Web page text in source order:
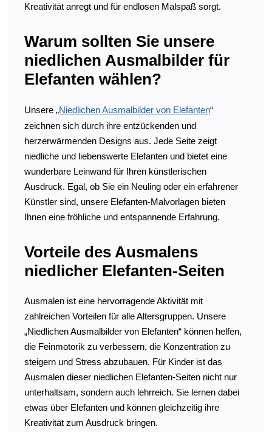
Kreativität anregt und für endlosen Malspaß sorgt.
Warum sollten Sie unsere
niedlichen Ausmalbilder für
Elefanten wählen?
Unsere „Niedlichen Ausmalbilder von Elefanten“
zeichnen sich durch ihre entzückenden und
herzerwärmenden Designs aus. Jede Seite zeigt
niedliche und liebenswerte Elefanten und bietet eine
wunderbare Leinwand für Ihren künstlerischen
Ausdruck. Egal, ob Sie ein Neuling oder ein erfahrener
Künstler sind, unsere Elefanten-Malvorlagen bieten
Ihnen eine fröhliche und entspannende Erfahrung.
Vorteile des Ausmalens
niedlicher Elefanten-Seiten
Ausmalen ist eine hervorragende Aktivität mit
zahlreichen Vorteilen für alle Altersgruppen. Unsere
„Niedlichen Ausmalbilder von Elefanten“ können helfen,
die Feinmotorik zu verbessern, die Konzentration zu
steigern und Stress abzubauen. Für Kinder ist das
Ausmalen dieser niedlichen Elefanten-Seiten nicht nur
unterhaltsam, sondern auch lehrreich. Sie lernen dabei
etwas über Elefanten und können gleichzeitig ihre
Kreativität zum Ausdruck bringen.